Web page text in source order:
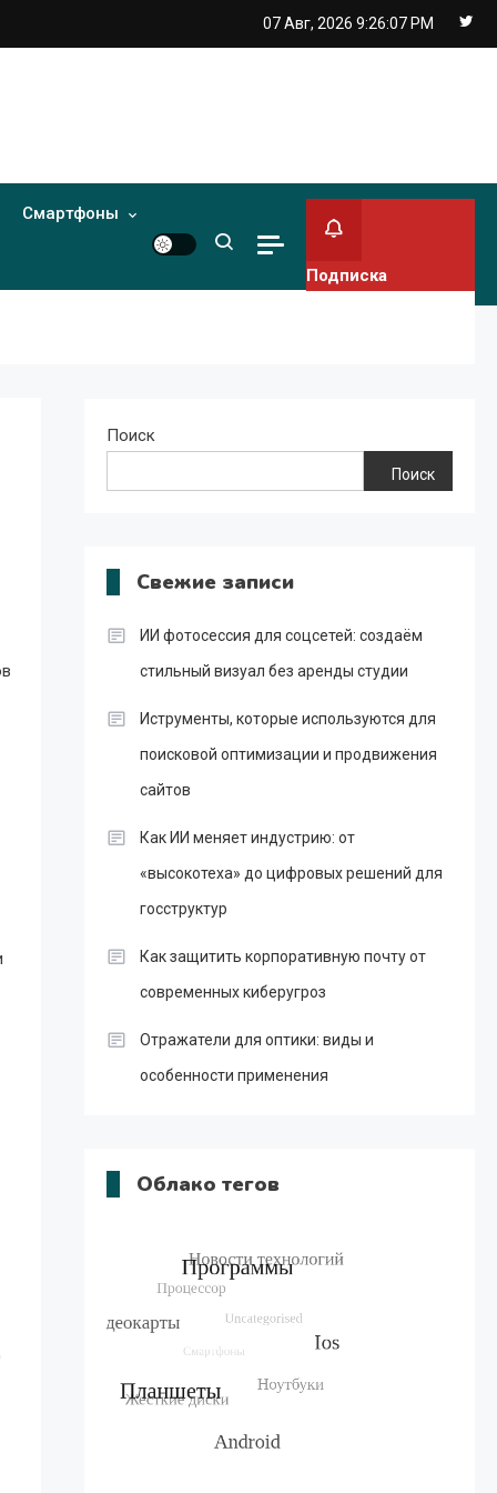
07 Авг, 2026 9:26:08 PM
Смартфоны
Подписка
Поиск
Поиск
Свежие записи
ИИ фотосессия для соцсетей: создаём
стильный визуал без аренды студии
Иструменты, которые используются для
поисковой оптимизации и продвижения
сайтов
Как ИИ меняет индустрию: от
«высокотеха» до цифровых решений для
госструктур
Как защитить корпоративную почту от
современных киберугроз
Отражатели для оптики: виды и
особенности применения
Облако тегов